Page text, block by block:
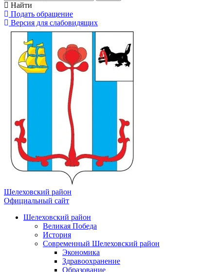
Найти
Подать обращение
Версия для слабовидящих
Шелеховский район
Официальный сайт
Шелеховский район
Великая Победа
История
Современный Шелеховский район
Экономика
Здравоохранение
Образование